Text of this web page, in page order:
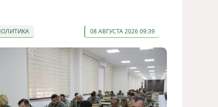
08 АВГУСТА 2026 09:39